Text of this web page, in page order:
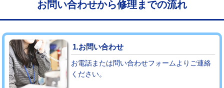
マス交換（深さ50㎝以上） 66,000円
コンクリート斫り（厚さ10㎝まで）
コンクリート斫り（厚さ10㎝超え） 38,500円
モルタル補修（厚さ10㎝まで）
お問い合わせから修理までの流れ
1.お問い合わせ
お電話または問い合わせフォームよりご連絡
ください。